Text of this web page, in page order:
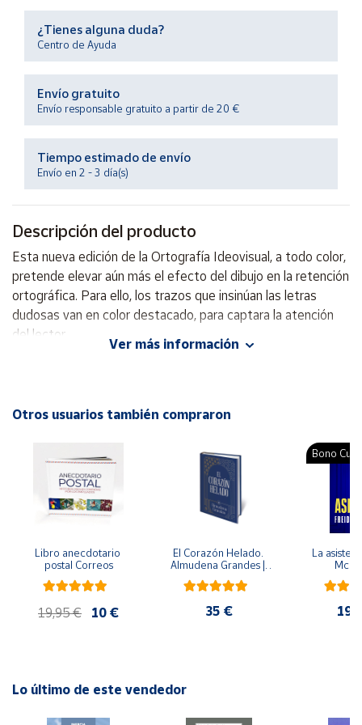
Productos
Solidarios
Ayuda
Centro
Contacto
Vendedores
Mapa de
vendedores
Hazte
vendedor
Área
cliente
Ubicación
Península
Baleares
Canarias,
¿Tienes alguna duda?
Centro de Ayuda
Envío gratuito
Envío responsable gratuito a partir de 20 €
Tiempo estimado de envío
Envío en 2 - 3 día(s)
Descripción del producto
Esta nueva edición de la Ortografía Ideovisual, a todo color,
pretende elevar aún más el efecto del dibujo en la retención
ortográfica. Para ello, los trazos que insinúan las letras
dudosas van en color destacado, para captara la atención
del lector.
ISBN: 9788487705816
Ver más información
Otros usuarios también compraron
Libro anecdotario
postal Correos
19,95 € 10 €
El Corazón Helado.
Almudena Grandes |
Edición especial de
lujo | Libro con sello y
35 €
Bono
La
Lo último de este vendedor